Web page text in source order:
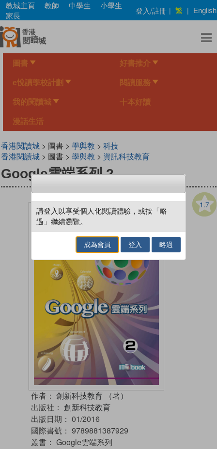
Skip
main
content
教城主頁 教師 中學生
小學生
家長
登入/註冊 | 繁 | English
圖書 好書推介
e悅讀學校計劃 閱讀服務
我的閱讀城 十本好讀
漫話生活
香港閱讀城> 圖書 > 學與教 > 科技
香港閱讀城> 圖書 > 學與教 > 資訊科技教育
Google雲端系列 2
1.7
作者： 創新科技教育 （著）
出版社： 創新科技教育
出版日期： 01/2016
國際書號： 9789881387929
叢書： Google雲端系列
請登入以享受個人化閱讀體驗，或按「略
過」繼續瀏覽。
成為會員 登入 略過